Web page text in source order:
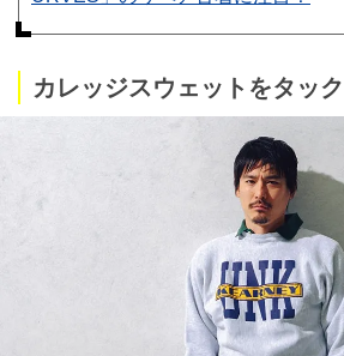
カレッジスウェットをタッ